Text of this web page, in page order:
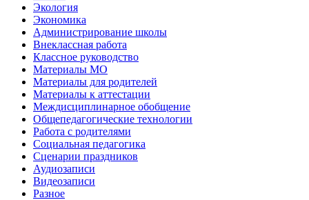
Экология
Экономика
Администрирование школы
Внеклассная работа
Классное руководство
Материалы МО
Материалы для родителей
Материалы к аттестации
Междисциплинарное обобщение
Общепедагогические технологии
Работа с родителями
Социальная педагогика
Сценарии праздников
Аудиозаписи
Видеозаписи
Разное